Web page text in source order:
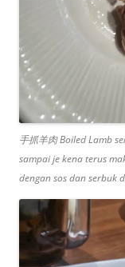
手抓羊肉 Boiled Lamb
sampai je kena terus
dengan sos dan serbuk